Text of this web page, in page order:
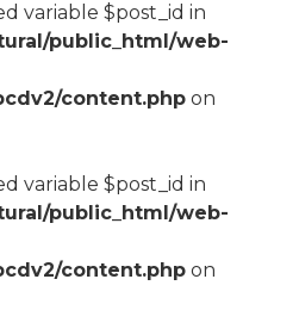
variable $post_id in
public_html/web-
content.phpon
variable $post_id in
public_html/web-
content.phpon